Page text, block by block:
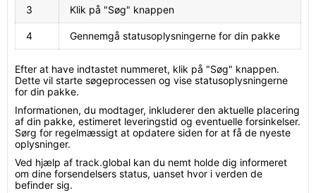
3 Klik på "Søg" knappen
4 Gennemgå statusoplysningerne for din pakke
Efter at have indtastet nummeret, klik på "Søg" knappen.
Dette vil starte søgeprocessen og vise statusoplysningerne
for din pakke.
Informationen, du modtager, inkluderer den aktuelle placering
af din pakke, estimeret leveringstid og eventuelle forsinkelser.
Sørg for regelmæssigt at opdatere siden for at få de nyeste
oplysninger.
Ved hjælp af track.global kan du nemt holde dig informeret
om dine forsendelsers status, uanset hvor i verden de
befinder sig.